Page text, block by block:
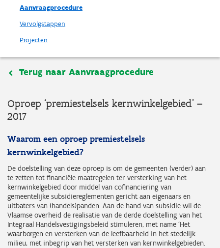
Aanvraagprocedure
Vervolgstappen
Projecten
Terug naar Aanvraagprocedure
Oproep ‘premiestelsels kernwinkelgebied’ –
2017
Waarom een oproep premiestelsels
kernwinkelgebied?
De doelstelling van deze oproep is om de gemeenten (verder) aan
te zetten tot financiële maatregelen ter versterking van het
kernwinkelgebied door middel van cofinanciering van
gemeentelijke subsidiereglementen gericht aan eigenaars en
uitbaters van (handels)panden. Aan de hand van subsidie wil de
Vlaamse overheid de realisatie van de derde doelstelling van het
Integraal Handelsvestigingsbeleid stimuleren, met name ‘Het
waarborgen en versterken van de leefbaarheid in het stedelijk
milieu, met inbegrip van het versterken van kernwinkelgebieden.